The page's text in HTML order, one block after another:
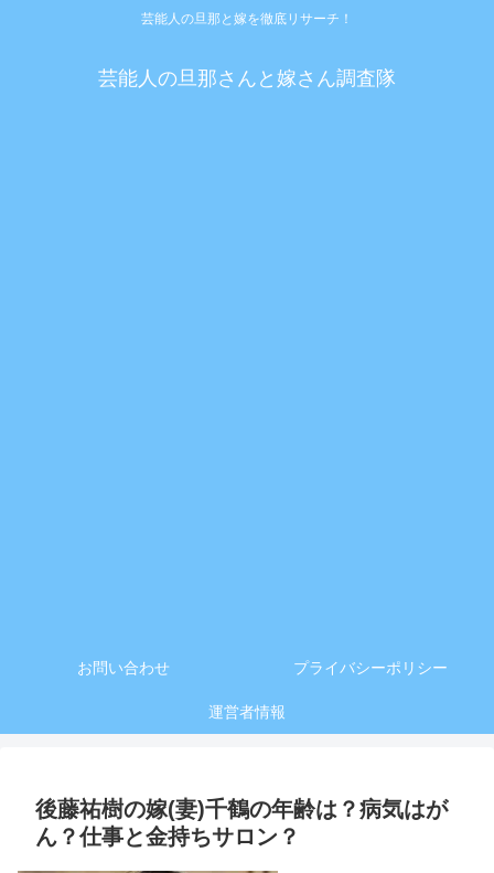
芸能人の旦那と嫁を徹底リサーチ！
芸能人の旦那さんと嫁さん調査隊
お問い合わせ プライバシーポリシー
運営者情報
後藤祐樹の嫁(妻)千鶴の年齢は？病気はが
ん？仕事と金持ちサロン？